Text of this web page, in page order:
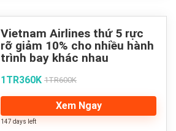
Vietnam Airlines thứ 5 rực
rỡ giảm 10% cho nhiều hành
trình bay khác nhau
1TR360K 1TR600K
Xem Ngay
147 days left